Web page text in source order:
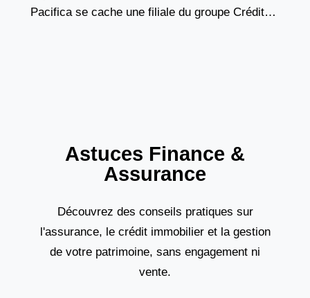
Pacifica se cache une filiale du groupe Crédit
Astuces Finance &
Assurance
Découvrez des conseils pratiques sur
l'assurance, le crédit immobilier et la gestion
de votre patrimoine, sans engagement ni
vente.